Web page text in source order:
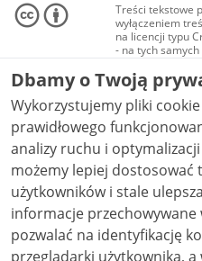
Treści tekstowe
wyłączeniem
na licencji typu
- na tych samych
Materiały
audio i wideo, są
Creative
niekomercyjne -
NC-ND 4.0), o
Dbamy o Twoją
Wykorzystujemy pliki
prawidłowego
analizy ruchu i optymalizacji
możemy lepiej dostosować
użytkowników i stale ulepszać nasze
informacje przechowywane
pozwalać na identyfikację
przeglądarki użytkownika,